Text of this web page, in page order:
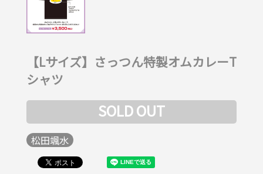
【Lサイズ】さっつん特製オムカレーT
シャツ
SOLD OUT
松田颯水